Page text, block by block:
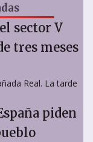
sector V
tres meses
Real. La tarde
piden